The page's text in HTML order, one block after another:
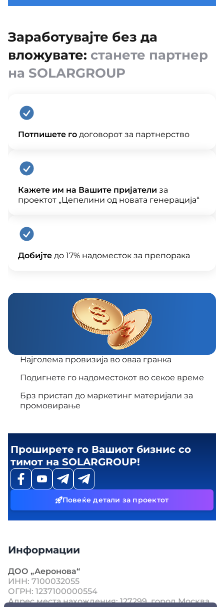
Заработувајте без да
вложувате: станете партнер
на SOLARGROUP
Потпишете го договорот за партнерство
Кажете им на Вашите пријатели за
проектот „Цепелини од новата генерација“
Добијте до 17% надоместок за препорака
Најголема провизија во оваа гранка
Подигнете го надоместокот во секое време
Брз пристап до маркетинг материјали за
промовирање
Проширете го Вашиот бизнис со
тимот на SOLARGROUP!
Повеќе детали за проектот
Информации
ДОО „Аеронова“
ИНН: 7100032055
ОГРН: 1237100000554
Адрес места нахождения: 127299, город Москва,